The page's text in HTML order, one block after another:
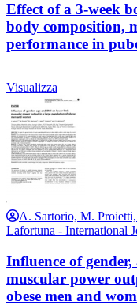
Effect of a 3-week
body composition,
performance in
Visualizza
A. Sartorio, M.
Lafortuna - International
Influence of
muscular power
obese men and